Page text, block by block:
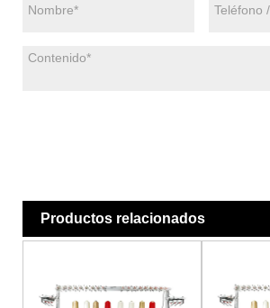
Productos relacionados